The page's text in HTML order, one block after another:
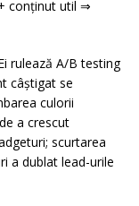
conținut util ⇒
rulează A/B testing
câștigat se
culorii
a crescut
scurtarea
a dublat lead-urile